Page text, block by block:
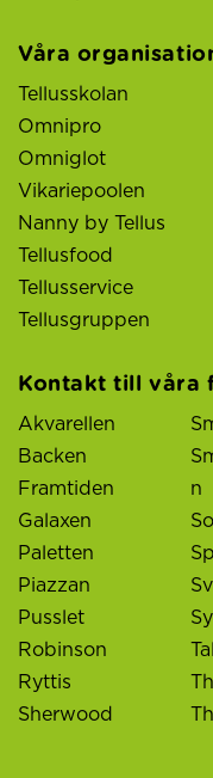
Våra
Tellusskolan
Omnipro
Omniglot
Vikariepoolen
Nanny by Tellus
Tellusfood
Tellusservice
Tellusgruppen
Kontakt till våra
Akvarellen
Backen
Framtiden
Galaxen
Paletten
Piazzan
Pusslet
Robinson
Ryttis
Sherwood
n